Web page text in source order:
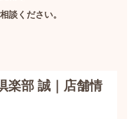
ください。
楽部 誠｜店舗情